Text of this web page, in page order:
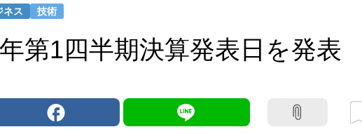
ネス 技術
第1四半期決算発表日を発表